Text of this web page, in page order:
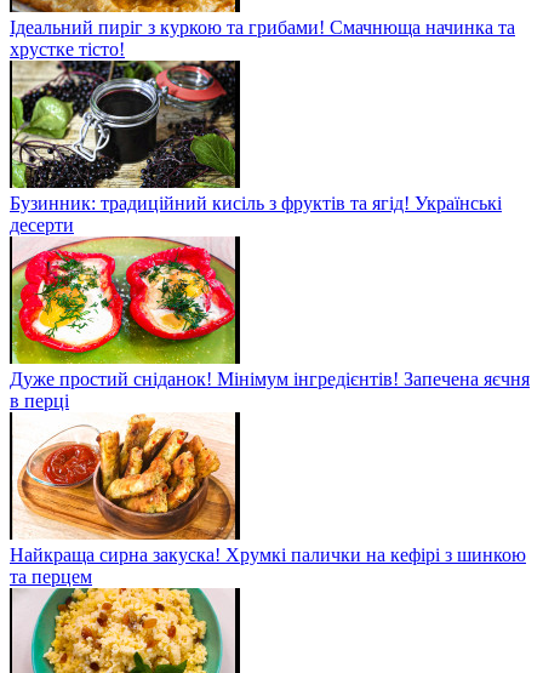
Ідеальний пиріг з куркою та грибами! Смачнюща начинка та
хрустке тісто!
Бузинник: традиційний кисіль з фруктів та ягід! Українські
десерти
Дуже простий сніданок! Мінімум інгредієнтів! Запечена яєчня
в перці
Найкраща сирна закуска! Хрумкі палички на кефірі з шинкою
та перцем